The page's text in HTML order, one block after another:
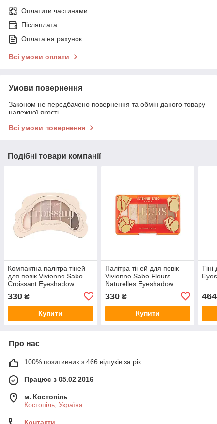
Оплатити частинами
Післяплата
Оплата на рахунок
Всі умови оплати
Умови повернення
Законом не передбачено повернення та обмін даного товару
належної якості
Всі умови повернення
Подібні товари компанії
Компактна палітра тіней
для повік Vivienne Sabo
Croissant Eyeshadow
330 ₴
Купити
Палітра тіней для повік
Vivienne Sabo Fleurs
Naturelles Eyeshadow
330₴
Купити
464
Про нас
100% позитивних з 466 відгуків за рік
Працює з 05.02.2016
м. Костопіль
Костопіль, Україна
Контакти